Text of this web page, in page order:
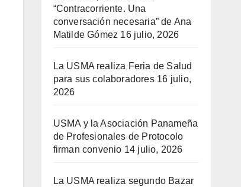
“Contracorriente. Una
conversación necesaria” de Ana
Matilde Gómez 16 julio, 2026
La USMA realiza Feria de Salud
para sus colaboradores 16 julio,
2026
USMA y la Asociación Panameña
de Profesionales de Protocolo
firman convenio 14 julio, 2026
La USMA realiza segundo Bazar